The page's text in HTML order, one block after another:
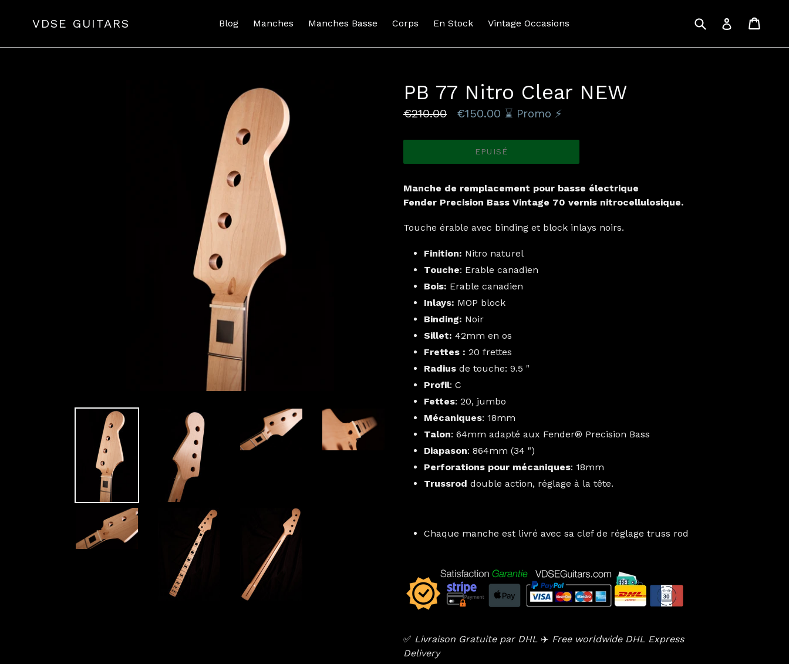
VDSE GUITARS Blog Manches Manches Basse Corps En Stock Vintage Occasions Recherche
Se
PB 77 Nitro Clear NEW
Prix
€210.00 €150.00 ⌛️ Promo ⚡️
EPUISÉ
Manche de remplacement pour basse électrique
Fender Precision Bass Vintage 70 vernis nitrocellulosique.
Touche érable avec binding et block inlays noirs.
Finition: Nitro naturel
Touche: Erable canadien
Bois: Erable canadien
Inlays: MOP block
Binding: Noir
Sillet: 42mm en os
Frettes : 20 frettes
Radius de touche: 9.5 "
Profil: C
Fettes: 20, jumbo
Mécaniques: 18mm
Talon: 64mm adapté aux Fender® Precision Bass
Diapason: 864mm (34 ")
Perforations pour mécaniques: 18mm
Trussrod double action, réglage à la tête.
Chaque manche est livré avec sa clef de réglage truss rod
✅ Livraison Gratuite par DHL ✈️ Free worldwide DHL Express
Delivery